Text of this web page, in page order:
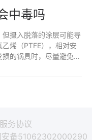
中毒吗
摄入脱落的涂层可能导
烯（PTFE），相对安
的锅具时，尽量避免高
服务协议
安备51062302000290